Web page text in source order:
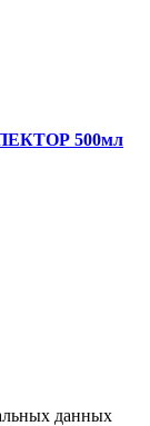
500мл
данных